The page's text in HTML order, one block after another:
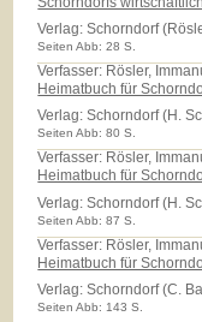
Verlag:Schorndorf
Seiten Abb: 28 S.
Verfasser: Rösler,
Heimatbuch für
Verlag:Schorndorf (H.
Seiten Abb: 80 S.
Verfasser: Rösler,
Heimatbuch für
Verlag:Schorndorf (H.
Seiten Abb: 87 S.
Verfasser: Rösler,
Heimatbuch für
Verlag:Schorndorf (C.
Seiten Abb: 143 S.